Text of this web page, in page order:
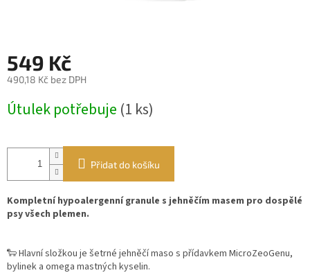
549 Kč
490,18 Kč bez DPH
Měrná
cena:
Útulek potřebuje (1 ks)
Přidat do košíku
Kompletní hypoalergenní granule s jehněčím masem pro dospělé
psy všech plemen.
🐑 Hlavní složkou je šetrné jehněčí maso s přídavkem MicroZeoGenu,
bylinek a omega mastných kyselin.